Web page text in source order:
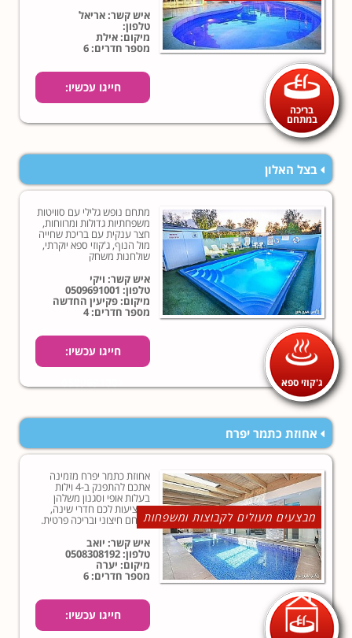
בריכה
במתחם
איש קשר: אריאל
טלפון:
מיקום: אילת
מספר חדרים: 6
חייגו עכשיו:
בצל האלון
ג'קוזי ספא
מתחם נופש גלילי עם סוויטות
משפחתיות גדולות ומרווחות,
חצר ענקית עם בריכת שחייה
מול הנוף, ג'קוזי ספא יוקרתי,
שולחנות משחק
איש קשר: ויקי
טלפון: 0509691001
מיקום: פקיעין החדשה
מספר חדרים: 4
חייגו עכשיו:
אחוזת כתמר יפרח
מבצעים מעולים לקבוצות ומשפחות
אחוזת כתמר יפרח מזמינה
אתכם להתפנק ב-4 וילות
בעלות אופי וסגנון משלהן
המציעות לכם חדרי שינה,
מתחם חיצוני ובריכה פרטית.
איש קשר: יואב
טלפון:0508308192
מיקום: יערה
מספר חדרים: 6
חייגו עכשיו: